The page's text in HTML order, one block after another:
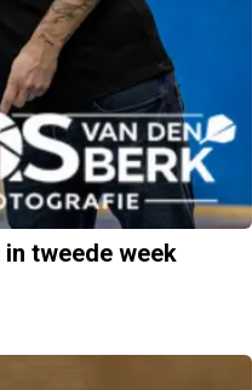
tweede week